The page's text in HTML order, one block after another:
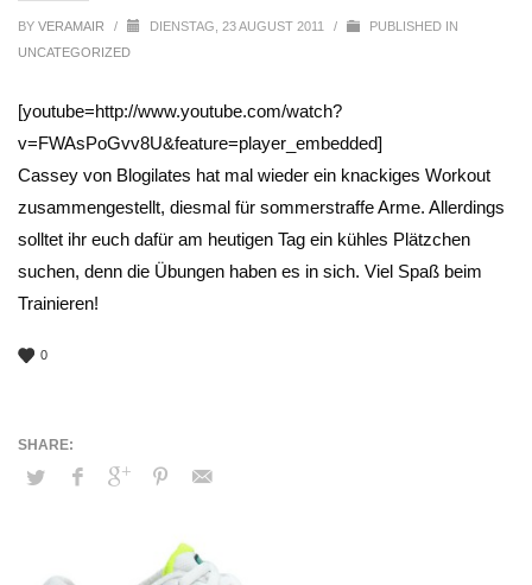
BY VERAMAIR / DIENSTAG, 23 AUGUST 2011 /
PUBLISHED IN
UNCATEGORIZED
[youtube=http://www.youtube.com/watch?
v=FWAsPoGvv8U&feature=player_embedded]
Cassey von Blogilates hat mal wieder ein knackiges Workout
zusammengestellt, diesmal für sommerstraffe Arme. Allerdings
solltet ihr euch dafür am heutigen Tag ein kühles Plätzchen
suchen, denn die Übungen haben es in sich. Viel Spaß beim
Trainieren!
0